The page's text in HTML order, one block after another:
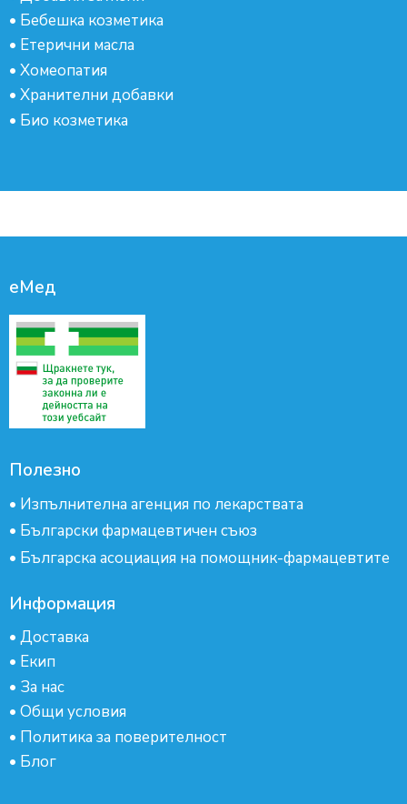
• Бебешка козметика
• Етерични масла
• Хомеопатия
• Хранителни добавки
• Био козметика
еМед
Полезно
• Изпълнителна агенция по лекарствата
• Български фармацевтичен съюз
• Българска асоциация на помощник-фармацевтите
Информация
• Доставка
• Екип
• За нас
• Общи условия
• Политика за поверителност
• Блог